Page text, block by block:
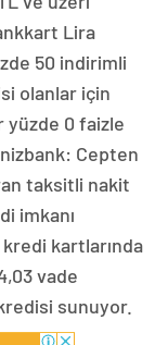
Lira
50 indirimli
olanlar için
yüzde 0 faizle
Cepten
taksitli nakit
imkanı
kartlarında
vade
sunuyor.